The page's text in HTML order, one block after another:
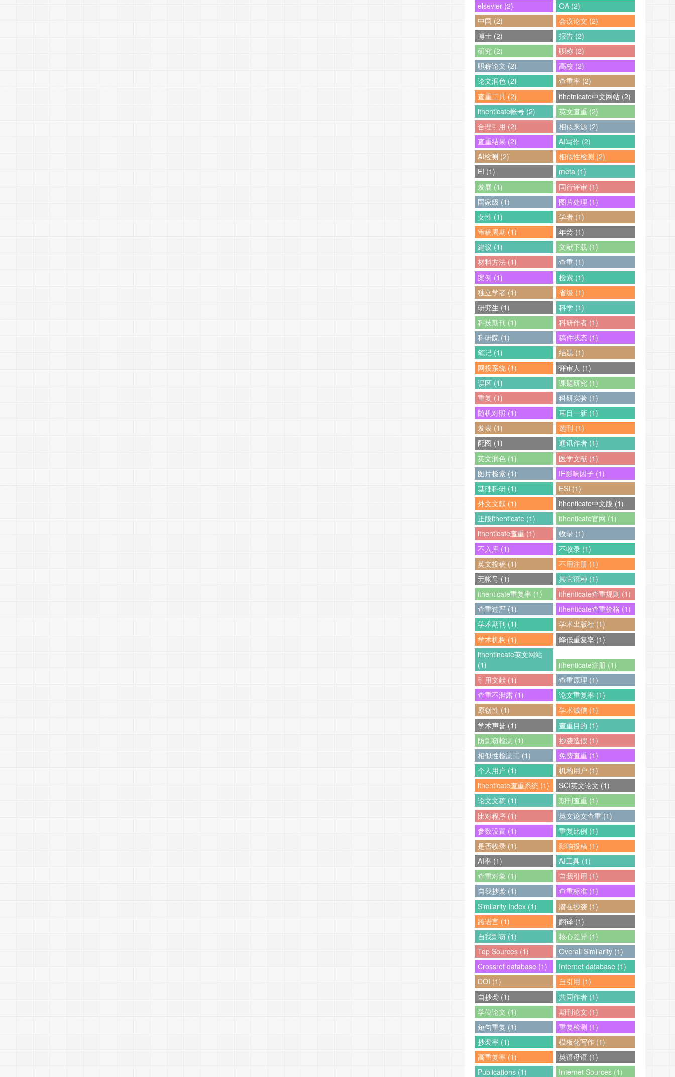
elsevier (2)
OA (2)
中国 (2)
会议论文 (2)
博士 (2)
报告 (2)
研究 (2)
职称 (2)
职称论文 (2)
高校 (2)
论文润色 (2)
查重率 (2)
查重工具 (2)
ithetnicate中文网站 (2)
ithenticate帐号 (2)
英文查重 (2)
合理引用 (2)
相似来源 (2)
查重结果 (2)
AI写作 (2)
AI检测 (2)
相似性检测 (2)
EI (1)
meta (1)
发展 (1)
同行评审 (1)
国家级 (1)
图片处理 (1)
女性 (1)
学者 (1)
审稿周期 (1)
年龄 (1)
建议 (1)
文献下载 (1)
材料方法 (1)
查重 (1)
案例 (1)
检索 (1)
独立学者 (1)
省级 (1)
研究生 (1)
科学 (1)
科技期刊 (1)
科研作者 (1)
科研院 (1)
稿件状态 (1)
笔记 (1)
结题 (1)
网投系统 (1)
评审人 (1)
误区 (1)
课题研究 (1)
重复 (1)
科研实验 (1)
随机对照 (1)
耳目一新 (1)
发表 (1)
选刊 (1)
配图 (1)
通讯作者 (1)
英文润色 (1)
医学文献 (1)
图片检索 (1)
IF影响因子 (1)
基础科研 (1)
ESI (1)
外文文献 (1)
ithenticate中文版 (1)
正版ithenticate (1)
ithenticate官网 (1)
ithenticate查重 (1)
收录 (1)
不入库 (1)
不收录 (1)
英文投稿 (1)
不用注册 (1)
无帐号 (1)
其它语种 (1)
ithenticate重复率 (1)
ithenticate查重规则 (1)
查重过严 (1)
ithenticate查重价格 (1)
学术期刊 (1)
学术出版社 (1)
学术机构 (1)
降低重复率 (1)
ithentincate英文网站
(1)
ithenticate注册 (1)
引用文献 (1)
查重原理 (1)
查重不泄露 (1)
论文重复率 (1)
原创性 (1)
学术诚信 (1)
学术声誉 (1)
查重目的 (1)
防剽窃检测 (1)
抄袭造假 (1)
相似性检测工 (1)
免费查重 (1)
个人用户 (1)
机构用户 (1)
ithenticate查重系统 (1)
SCI英文论文 (1)
论文文稿 (1)
期刊查重 (1)
比对程序 (1)
英文论文查重 (1)
参数设置 (1)
重复比例 (1)
是否收录 (1)
影响投稿 (1)
AI率 (1)
AI工具 (1)
查重对象 (1)
自我引用 (1)
自我抄袭 (1)
查重标准 (1)
Similarity Index (1)
潜在抄袭 (1)
跨语言 (1)
翻译 (1)
自我剽窃 (1)
核心差异 (1)
Top Sources (1)
Overall Similarity (1)
Crossref database (1)
Internet database (1)
DOI (1)
自引用 (1)
自抄袭 (1)
共同作者 (1)
学位论文 (1)
期刊论文 (1)
短句重复 (1)
重复检测 (1)
抄袭率 (1)
模板化写作 (1)
高重复率 (1)
英语母语 (1)
Publications (1)
Internet Sources (1)